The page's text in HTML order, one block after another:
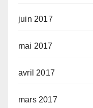
juin 2017
mai 2017
avril 2017
mars 2017